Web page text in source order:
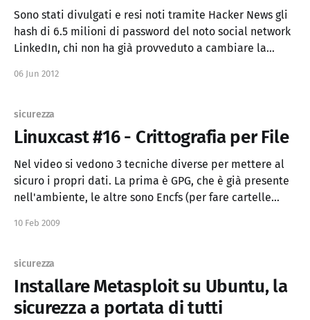
Sono stati divulgati e resi noti tramite Hacker News gli
hash di 6.5 milioni di password del noto social network
LinkedIn, chi non ha già provveduto a cambiare la
hash erano senza salt, quindi non ci va molto a ritrovare
06 Jun 2012
sicurezza
Linuxcast #16 - Crittografia per File
Nel video si vedono 3 tecniche diverse per mettere al
sicuro i propri dati. La prima è GPG, che è già presente
nell'ambiente, le altre sono Encfs (per fare cartelle
10 Feb 2009
sicurezza
Installare Metasploit su Ubuntu, la
sicurezza a portata di tutti